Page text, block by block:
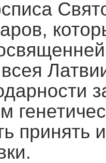
принять